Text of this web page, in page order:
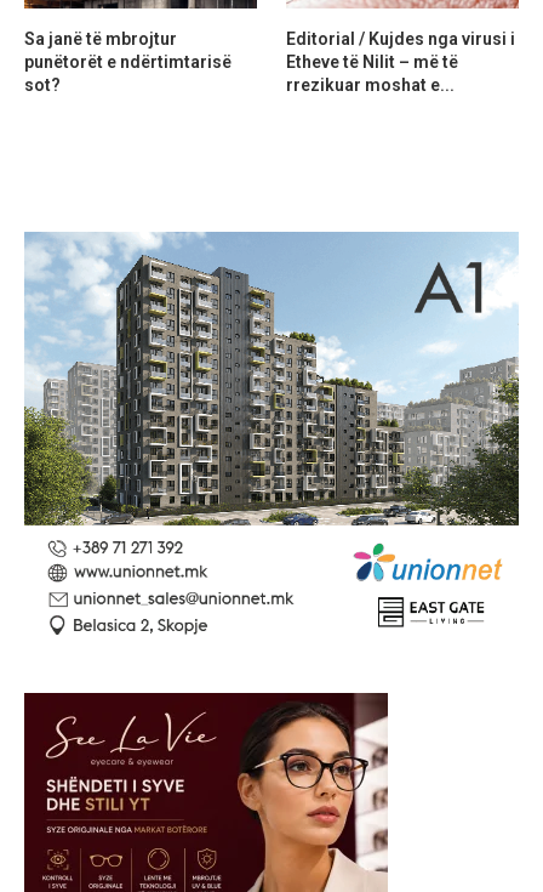
Sa janë të mbrojtur
punëtorët e ndërtimtarisë
sot?
Editorial / Kujdes nga virusi i
Etheve të Nilit – më të
rrezikuar moshat e...